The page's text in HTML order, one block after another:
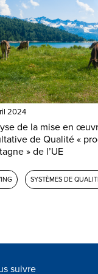
2024
de la mise en
de Qualité «
» de l’UE
SYSTÈMES DE
suivre